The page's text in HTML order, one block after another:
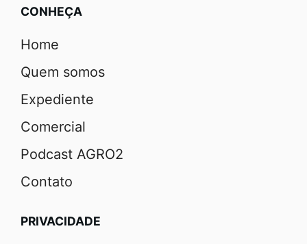
CONHEÇA
Home
Quem somos
Expediente
Comercial
Podcast AGRO2
Contato
PRIVACIDADE